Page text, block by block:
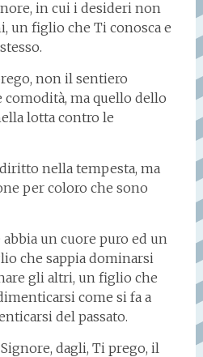
in cui i desideri non
un figlio che Ti conosca e
non il sentiero
comodità, ma quello dello
lotta contro le
nella tempesta, ma
per coloro che sono
un cuore puro ed un
che sappia dominarsi
gli altri, un figlio che
come si fa a
del passato.
dagli, Ti prego, il